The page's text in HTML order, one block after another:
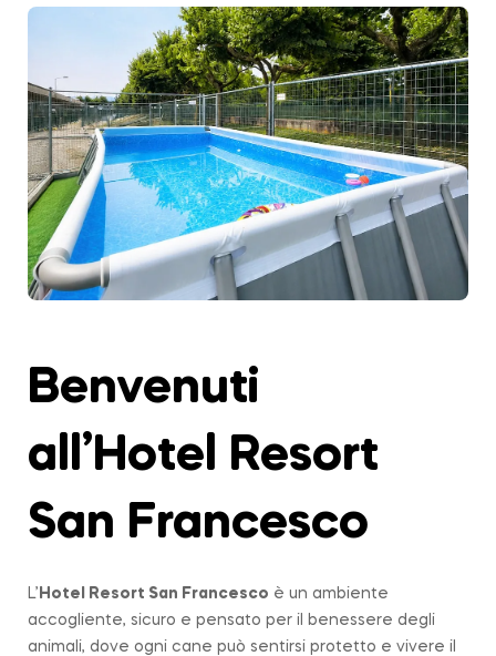
Benvenuti
all’Hotel Resort
San Francesco
L’ Hotel Resort San Francesco è un ambiente
accogliente, sicuro e pensato per il benessere degli
animali, dove ogni cane può sentirsi protetto e vivere il